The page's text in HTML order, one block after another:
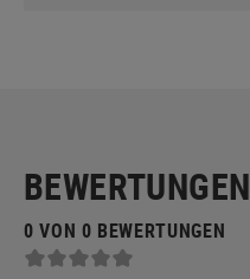
BEWERTUNGEN
0 VON 0 BEWERTUNGEN